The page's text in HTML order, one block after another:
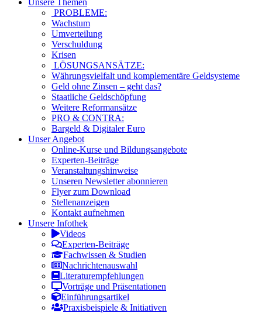
Unsere Themen
PROBLEME:
Wachstum
Umverteilung
Verschuldung
Krisen
LÖSUNGSANSÄTZE:
Währungsvielfalt und komplementäre Geldsysteme
Geld ohne Zinsen – geht das?
Staatliche Geldschöpfung
Weitere Reformansätze
PRO & CONTRA:
Bargeld & Digitaler Euro
Unser Angebot
Online-Kurse und Bildungsangebote
Experten-Beiträge
Veranstaltungshinweise
Unseren Newsletter abonnieren
Flyer zum Download
Stellenanzeigen
Kontakt aufnehmen
Unsere Infothek
Videos
Experten-Beiträge
Fachwissen & Studien
Nachrichtenauswahl
Literaturempfehlungen
Vorträge und Präsentationen
Einführungsartikel
Praxisbeispiele & Initiativen